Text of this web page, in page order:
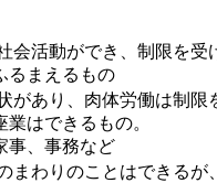
会活動ができ、制限を受
るまえるもの
があり、肉体労働は制限
はできるもの。
事、事務など
まわりのことはできるが